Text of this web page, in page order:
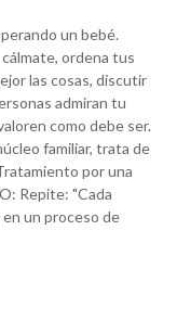
un bebé.
ordena tus
las cosas, discutir
admiran tu
como debe ser.
familiar, trata de
por una
Repite: "Cada
un proceso de